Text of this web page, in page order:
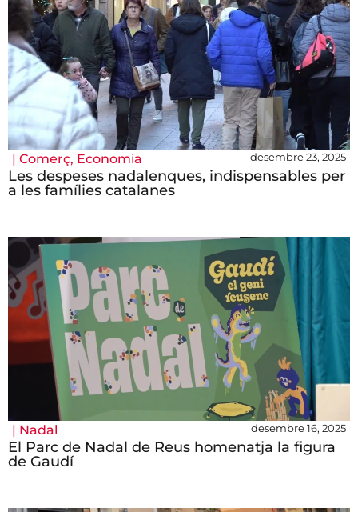
| Comerç, Economia desembre 23, 2025
Les despeses nadalenques, indispensables per
a les famílies catalanes
| Nadal desembre 16, 2025
El Parc de Nadal de Reus homenatja la figura
de Gaudí